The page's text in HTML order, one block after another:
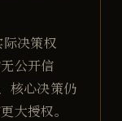
际决策权
公开信
核心决策仍
大授权。